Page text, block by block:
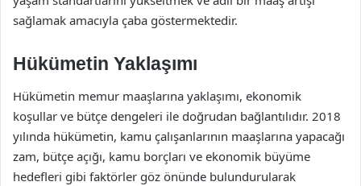
sağlamak amacıyla çaba göstermektedir.
Hükümetin Yaklaşımı
Hükümetin memur maaşlarına yaklaşımı, ekonomik
koşullar ve bütçe dengeleri ile doğrudan bağlantılıdır. 2018
yılında hükümetin, kamu çalışanlarının maaşlarına yapacağı
zam, bütçe açığı, kamu borçları ve ekonomik büyüme
hedefleri gibi faktörler göz önünde bulundurularak